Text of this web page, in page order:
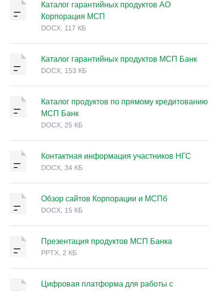
Каталог гарантийных продуктов АО
Корпорация МСП
DOCX, 117 КБ
Каталог гарантийных продуктов МСП Банк
DOCX, 153 КБ
Каталог продуктов по прямому кредитованию
МСП Банк
DOCX, 25 КБ
Контактная информация участников НГС
DOCX, 34 КБ
Обзор сайтов Корпорации и МСПб
DOCX, 15 КБ
Презентация продуктов МСП Банка
PPTX, 2 КБ
Цифровая платформа для работы с